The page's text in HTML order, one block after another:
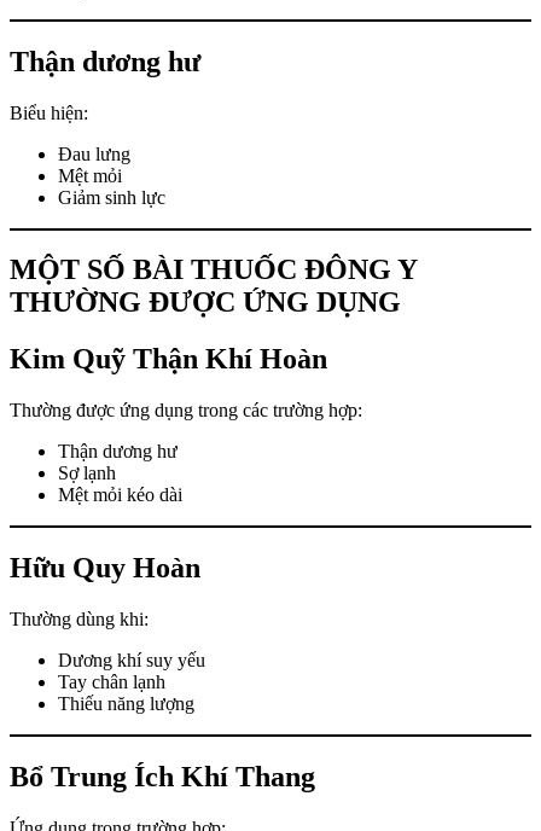
Thận dương hư
Biểu hiện:
Đau lưng
Mệt mỏi
Giảm sinh lực
MỘT SỐ BÀI THUỐC ĐÔNG Y
THƯỜNG ĐƯỢC ỨNG DỤNG
Kim Quỹ Thận Khí Hoàn
Thường được ứng dụng trong các trường hợp:
Thận dương hư
Sợ lạnh
Mệt mỏi kéo dài
Hữu Quy Hoàn
Thường dùng khi:
Dương khí suy yếu
Tay chân lạnh
Thiếu năng lượng
Bổ Trung Ích Khí Thang